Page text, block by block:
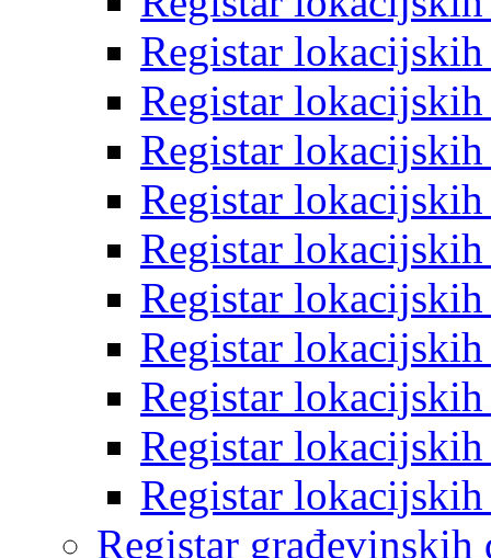
Registar
Registar
Registar
Registar
Registar
Registar
Registar
Registar
Registar
Registar
Registar građevinskih